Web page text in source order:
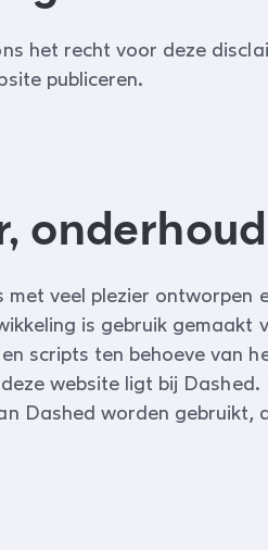
het recht voor deze
publiceren.
met veel plezier
is gebruik gemaakt
scripts ten behoeve van
website ligt bij
Dashed worden